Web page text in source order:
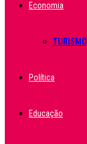
Economia
TURISMO
Política
Educação